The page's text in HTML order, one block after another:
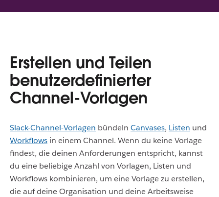
Erstellen und Teilen
benutzerdefinierter
Channel-Vorlagen
Slack-Channel-Vorlagen bündeln Canvases, Listen und
Workflows in einem Channel. Wenn du keine Vorlage
findest, die deinen Anforderungen entspricht, kannst
du eine beliebige Anzahl von Vorlagen, Listen und
Workflows kombinieren, um eine Vorlage zu erstellen,
die auf deine Organisation und deine Arbeitsweise